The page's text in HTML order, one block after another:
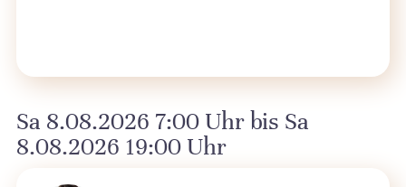
Sa 8.08.2026 7:00 Uhr bis Sa
8.08.2026 19:00 Uhr